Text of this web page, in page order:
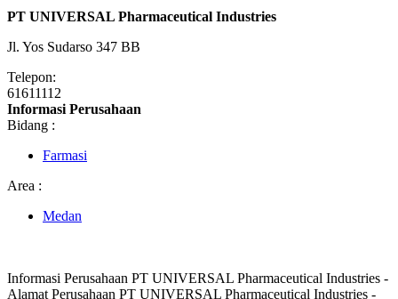
PT UNIVERSAL Pharmaceutical Industries
Jl. Yos Sudarso 347 BB
Telepon:
61611112
Informasi Perusahaan
Bidang :
Farmasi
Area :
Medan
Informasi Perusahaan PT UNIVERSAL Pharmaceutical Industries -
Alamat Perusahaan PT UNIVERSAL Pharmaceutical Industries -